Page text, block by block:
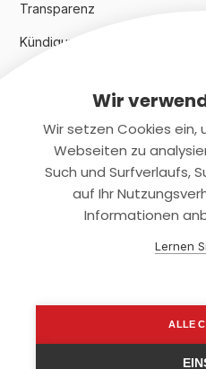
Transparenz
Kündigungsindex 2024
Rechtliches
Datenschutz
Wir
Wir setzen Cookies ein,
Webseiten zu
Such und Surfverlaufs,
auf Ihr
Informationen
Lernen
ALLE